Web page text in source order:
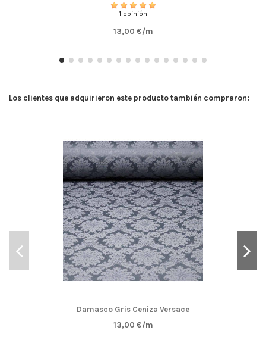
1 opinión
13,00 €/m
Los clientes que adquirieron este producto también compraron:
Damasco Gris Ceniza Versace
13,00 €/m